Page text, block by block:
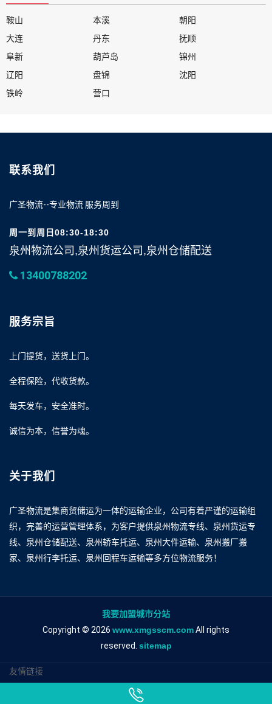
鞍山 本溪
朝阳
大连
丹东
抚顺
阜新
葫芦岛
锦州
辽阳
盘锦
沈阳
铁岭
营口
联系我们
广圣物流--专业物流 服务周到
周一到周日08:30-18:30
泉州物流公司,泉州货运公司,泉州仓储配送
13400788202
服务宗旨
上门提货，送货上门。
全程保险，代收货款。
每天发车，安全准时。
诚信为本，信誉为魂。
关于我们
广圣物流是集商贸储运为一体的运输企业，公司有着严谨的运输组
织，完善的运营管理体系，为客户提供泉州物流专线、泉州货运专
线、泉州仓储配送、泉州轿车托运、泉州大件运输、泉州搬厂搬
家、泉州行李托运、泉州回程车运输等多方位物流服务！
我要加盟城市分站
Copyright © 2026 www.xmgsscm.comAll rights
reserved. sitemap
友情链接
泉州到株洲物流公司